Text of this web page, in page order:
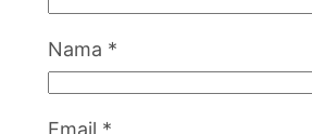
Nama *
Email *